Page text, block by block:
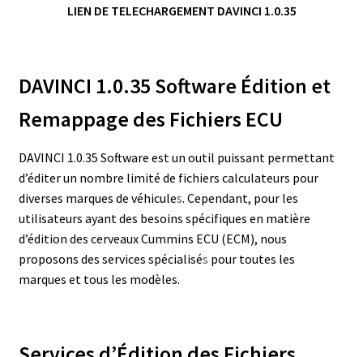
LIEN DE TELECHARGEMENT DAVINCI 1.0.35
DAVINCI 1.0.35 Software Édition et
Remappage des Fichiers ECU
DAVINCI 1.0.35 Software est un outil puissant permettant
d’éditer un nombre limité de fichiers calculateurs pour
diverses marques de véhicules. Cependant, pour les
utilisateurs ayant des besoins spécifiques en matière
d’édition des cerveaux Cummins ECU (ECM), nous
proposons des services spécialisés pour toutes les
marques et tous les modèles.